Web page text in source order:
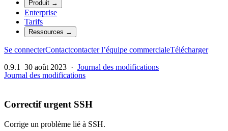
Produit →
Enterprise
Tarifs
Ressources →
Se connecterContactcontacter l’équipe commercialeTélécharger
0.9.1
30 août 2023 · Journal des modifications
Journal des modifications
Correctif urgent SSH
Corrige un problème lié à SSH.